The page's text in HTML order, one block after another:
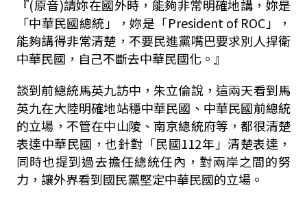
『(原音)請妳在國外時，能夠非常明確地講，妳是
「中華民國總統」，妳是「President of ROC」，
能夠講得非常清楚，不要民進黨嘴巴要求別人捍衛
中華民國，自己不斷去中華民國化。』
談到前總統馬英九訪中，朱立倫說，這兩天看到馬
英九在大陸明確地站穩中華民國、中華民國前總統
的立場，不管在中山陵、南京總統府等，都很清楚
表達中華民國，也針對「民國112年」清楚表達，
同時也提到過去擔任總統任內，對兩岸之間的努
力，讓外界看到國民黨堅定中華民國的立場。